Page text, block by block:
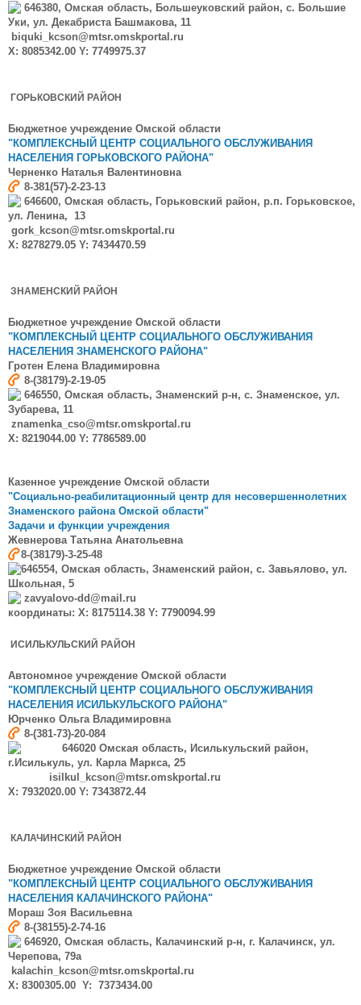
646380, Омская область, Большеуковский район, с. Большие
Уки, ул. Декабриста Башмакова, 11
biquki_kcson@mtsr.omskportal.ru
X: 8085342.00 Y: 7749975.37
ГОРЬКОВСКИЙ РАЙОН
Бюджетное учреждение Омской области
"КОМПЛЕКСНЫЙ ЦЕНТР СОЦИАЛЬНОГО ОБСЛУЖИВАНИЯ
НАСЕЛЕНИЯ ГОРЬКОВСКОГО РАЙОНА"
Черненко Наталья Валентиновна
8-381(57)-2-23-13
646600, Омская область, Горьковский район, р.п. Горьковское,
ул. Ленина, 13
gork_kcson@mtsr.omskportal.ru
X: 8278279.05 Y: 7434470.59
ЗНАМЕНСКИЙ РАЙОН
Бюджетное учреждение Омской области
"КОМПЛЕКСНЫЙ ЦЕНТР СОЦИАЛЬНОГО ОБСЛУЖИВАНИЯ
НАСЕЛЕНИЯ ЗНАМЕНСКОГО РАЙОНА"
Гротен Елена Владимировна
8-(38179)-2-19-05
646550, Омская область, Знаменский р-н, с. Знаменское, ул.
Зубарева, 11
znamenka_cso@mtsr.omskportal.ru
X: 8219044.00 Y: 7786589.00
Казенное учреждение Омской области
"Социально-реабилитационный центр для несовершеннолетних
Знаменского района Омской области"
Задачи и функции учреждения
ЖевнероваТатьяна Анатольевна
8-(38179)-3-25-48
646554, Омская область, Знаменский район, с. Завьялово, ул.
Школьная, 5
zavyalovo-dd@mail.ru
координаты: X: 8175114.38 Y: 7790094.99
ИСИЛЬКУЛЬСКИЙ РАЙОН
Автономное учреждение Омской области
"КОМПЛЕКСНЫЙ ЦЕНТР СОЦИАЛЬНОГО ОБСЛУЖИВАНИЯ
НАСЕЛЕНИЯ ИСИЛЬКУЛЬСКОГО РАЙОНА"
Юрченко Ольга Владимировна
8-(381-73)-20-084
646020 Омская область, Исилькульский район,
г.Исилькуль, ул. Карла Маркса, 25
isilkul_kcson@mtsr.omskportal.ru
X: 7932020.00 Y: 7343872.44
КАЛАЧИНСКИЙ РАЙОН
Бюджетное учреждение Омской области
"КОМПЛЕКСНЫЙ ЦЕНТР СОЦИАЛЬНОГО ОБСЛУЖИВАНИЯ
НАСЕЛЕНИЯ КАЛАЧИНСКОГО РАЙОНА"
Мораш Зоя Васильевна
8-(38155)-2-74-16
646920, Омская область, Калачинский р-н, г. Калачинск, ул.
Черепова, 79а
kalachin_kcson@mtsr.omskportal.ru
X: 8300305.00 Y: 7373434.00